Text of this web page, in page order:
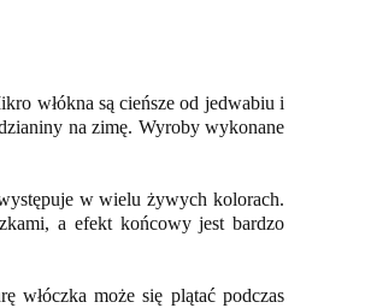
włókna są cieńsze od jedwabiu i
na zimę. Wyroby wykonane
w wielu żywych kolorach.
a efekt końcowy jest bardzo
włóczka może się plątać podczas